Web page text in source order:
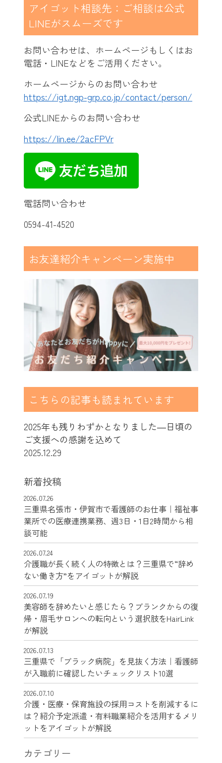
アイゴット相談先：ご相談は公式
LINEがスムーズです
お問い合わせは、ホームページもしくはお
電話・LINEなどをご活用ください。
ホームページからのお問い合わせ
https://igt.ngp-grp.co.jp/contact/person/
公式LINEからのお問い合わせ
https://lin.ee/2acFPVr
電話問い合わせ
0594-41-4520
お友達紹介キャンペーン実施中
こちらの記事も読まれています
2025年も残りわずかとなりました―日頃の
ご支援への感謝を込めて
2025.12.29
新着投稿
2026.07.26
三重県名張市・伊賀市で看護師のお仕事｜福祉事
業所での医療連携業務、週3日・1日2時間から相
談可能
2026.07.24
介護職が長く続く人の特徴とは？三重県で“辞め
ない働き方”をアイゴットが解説
2026.07.19
美容師を辞めたいと感じたら？ブランクからの復
帰・眉毛サロンへの転向という選択肢をHairLink
が解説
2026.07.13
三重県で「ブラック病院」を見抜く方法｜看護師
が入職前に確認したいチェックリスト10選
2026.07.10
介護・医療・保育施設の採用コストを削減するに
は？紹介予定派遣・有料職業紹介を活用するメリ
ットをアイゴットが解説
カテゴリー